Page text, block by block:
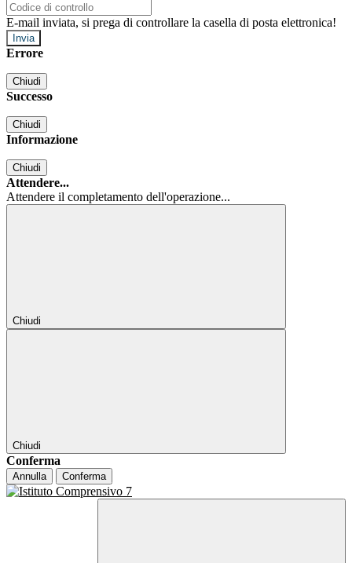
E-mail inviata, si prega di controllare la casella di posta elettronica!
Errore
Chiudi
Successo
Chiudi
Informazione
Chiudi
Attendere...
Attendere il completamento dell'operazione...
Chiudi
Chiudi
Conferma
Annulla Conferma